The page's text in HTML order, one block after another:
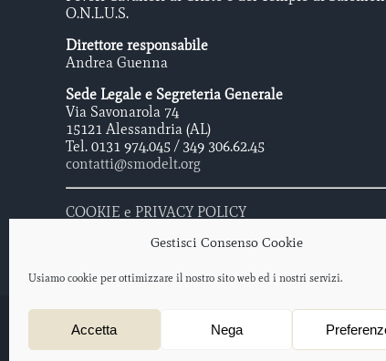
Gestisci Consenso Cookie
Usiamo cookie per ottimizzare il nostro sito web ed i nostri servizi.
Accetta Nega
O.N.L.U.S.
Direttore responsabile
Andrea Guenna
Sede Legale e Segreteria Generale
Via Savonarola 74
15121 Alessandria (AL)
Tel. 0131 974.045 / 349 306.62.45
contatti@smodelt.org
COOKIE e PRIVACY POLICY
Sovrano Militare Ordine Del Tempio - Poveri Cavalieri di
Protocollo iscrizione O.N.L.U.S. 2012/047477 – data di
Progetto web a cura di